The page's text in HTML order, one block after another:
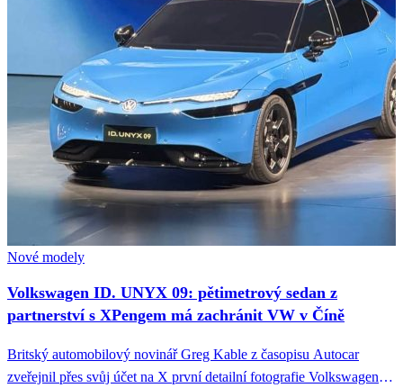
Nové modely
Volkswagen ID. UNYX 09: pětimetrový sedan z
partnerství s XPengem má zachránit VW v Číně
Britský automobilový novinář Greg Kable z časopisu Autocar
zveřejnil přes svůj účet na X první detailní fotografie Volkswagenu